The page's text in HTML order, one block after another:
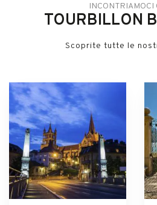
INCONTRIAMOCI
TOURBILLON
Scoprite tutte le